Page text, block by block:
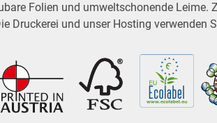
Folien und umweltschonende Leime.
Druckerei und unser Hosting verwenden